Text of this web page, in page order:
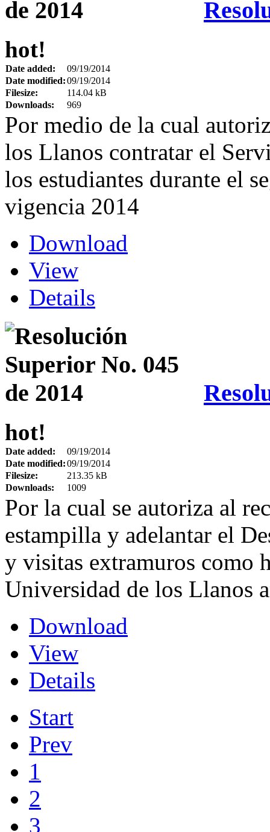
hot!
Date added:
09/19/2014
Date modified:09/19/2014
Filesize:
114.04 kB
Downloads:
969
Por medio de la cual
los Llanos contratar el
los estudiantes durante el
vigencia 2014
Download
View
Details
hot!
Date added:
09/19/2014
Date modified:09/19/2014
Filesize:
213.35 kB
Downloads:
1009
Por la cual se autoriza al
estampilla y adelantar el
y visitas extramuros como
Universidad de los Llanos
Download
View
Details
Start
Prev
1
2
3